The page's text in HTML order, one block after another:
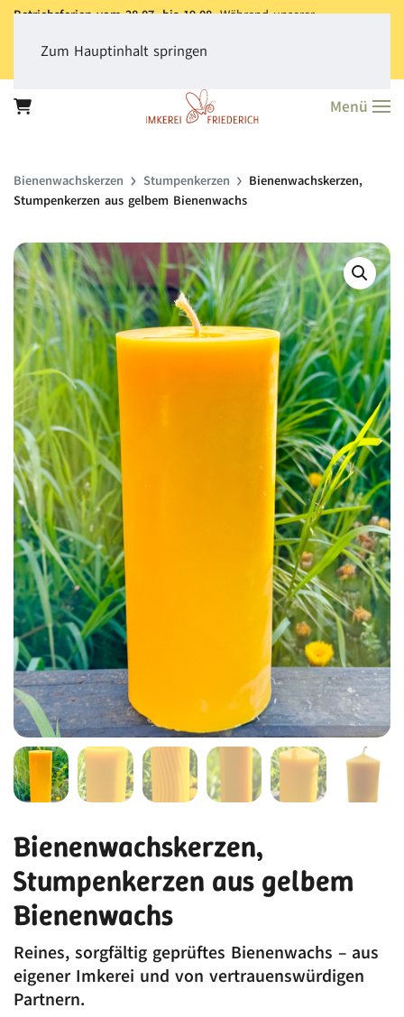
Betriebsferien vom 28.07. bis 19.08.Während unserer
dass derVersand aller Bestellungen erst ab dem 20.08.
Vielen Dank für Ihr Verständnis!
Zum Hauptinhalt springen
Menü
Bienen­wachs­kerzen Stumpenkerzen
Bienenwachskerzen,
Stumpenkerzen aus gelbem Bienenwachs
Bienenwachskerzen,
Stumpenkerzen aus gelbem
Bienenwachs
Reines, sorgfältig geprüftes Bienenwachs – aus
eigener Imkerei und von vertrauenswürdigen
Partnern.